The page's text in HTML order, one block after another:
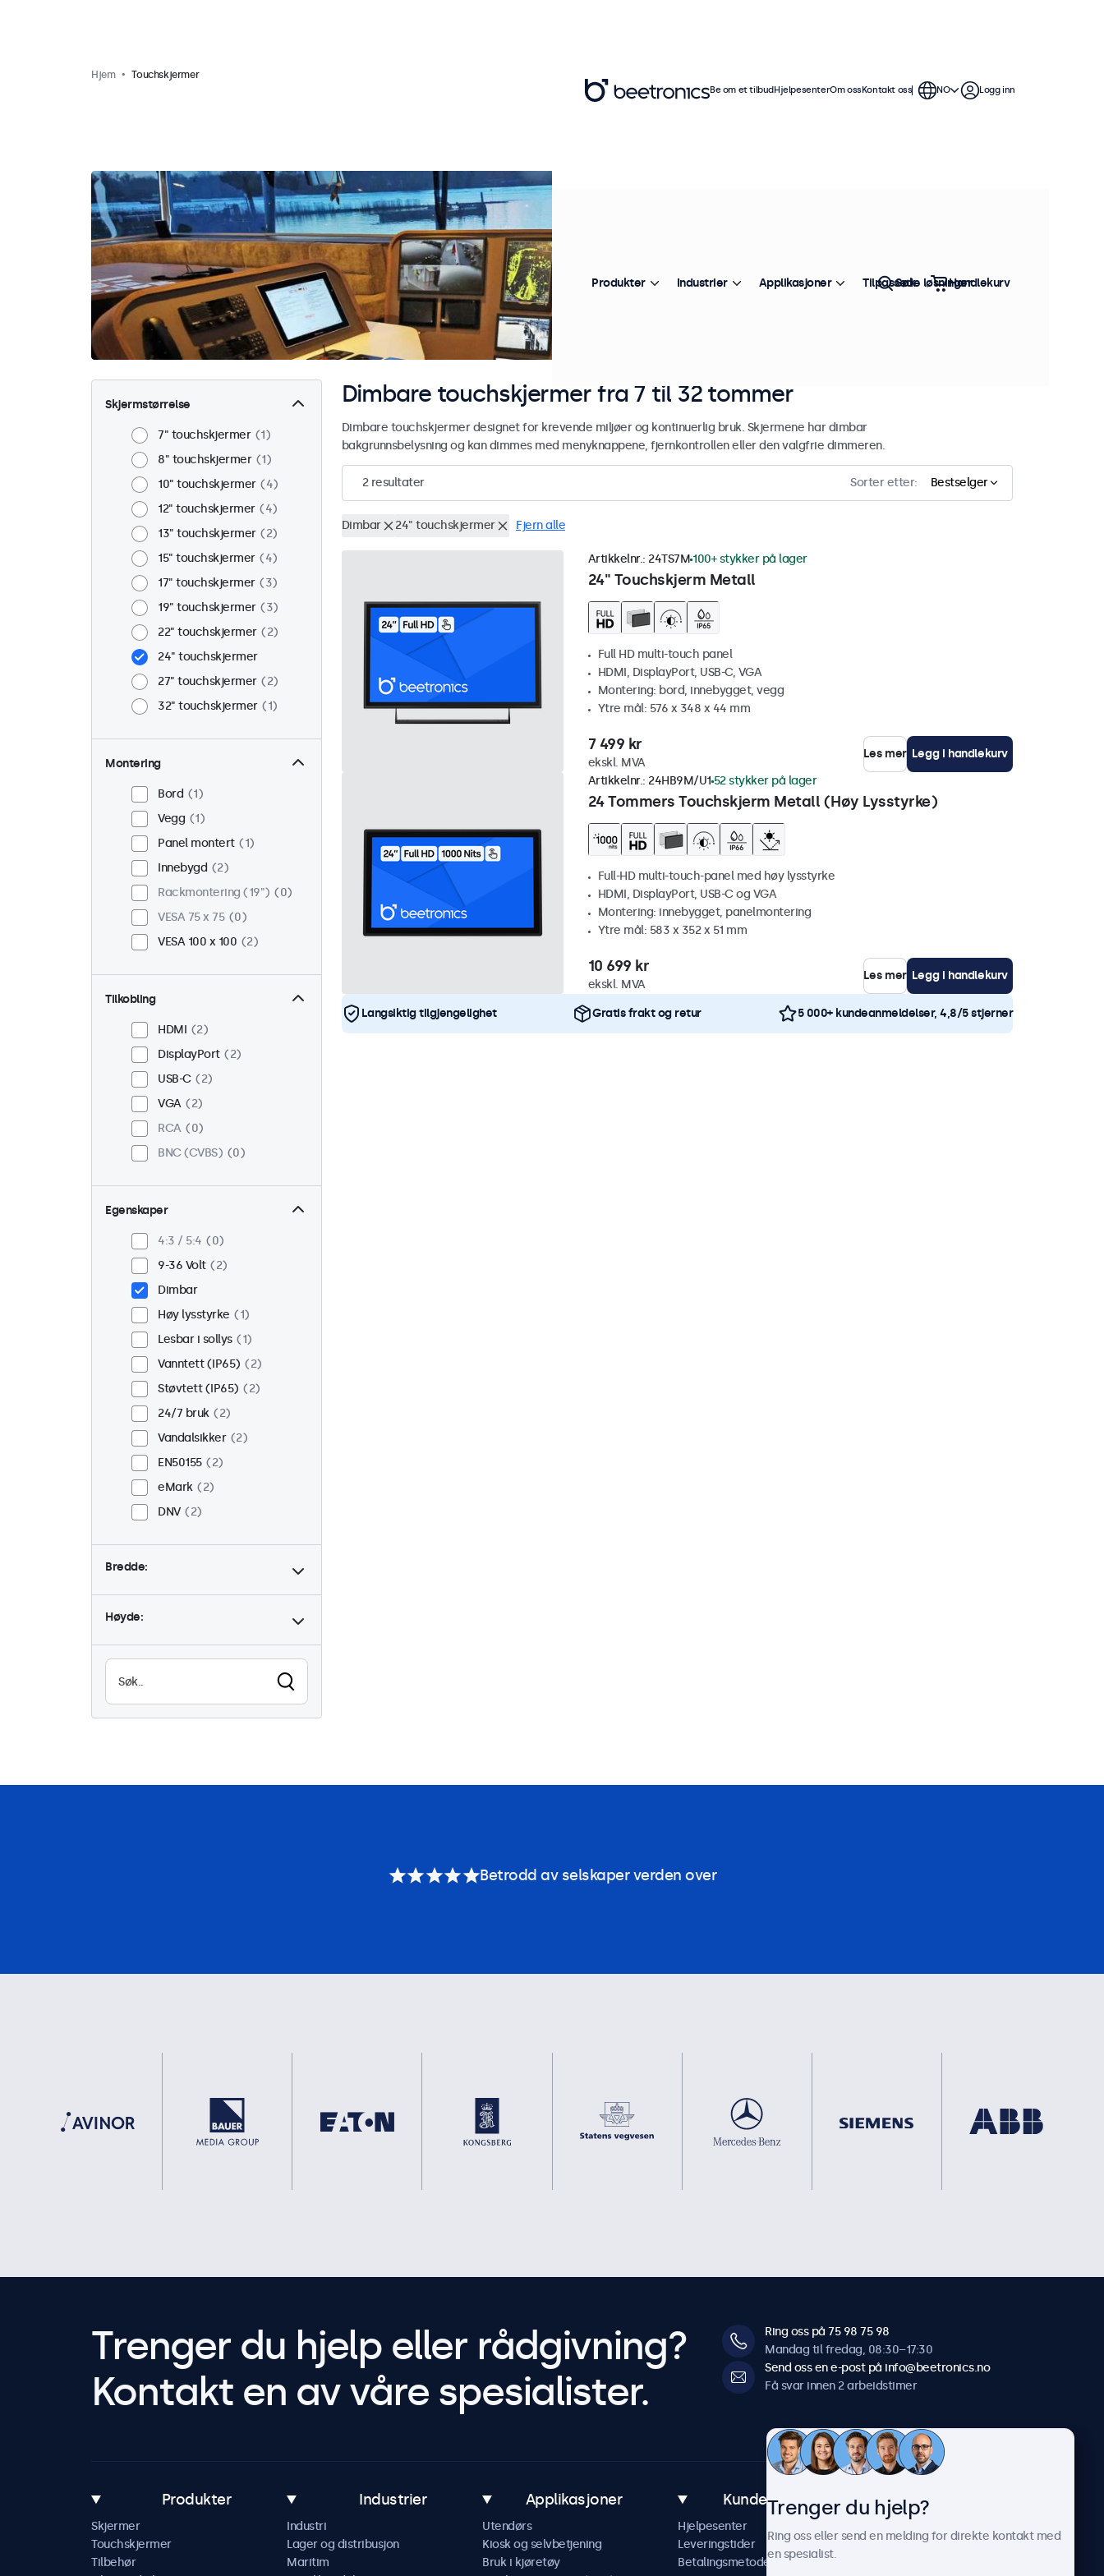
Hjem Touchskjermer
Skjermstørrelse
7" touchskjermer
1
8" touchskjermer
1
10" touchskjermer
4
12" touchskjermer
4
13" touchskjermer
2
15" touchskjermer
4
17" touchskjermer
3
19" touchskjermer
3
22" touchskjermer
2
24" touchskjermer
27" touchskjermer
2
32" touchskjermer
1
Montering
Bord
1
Vegg
1
Panel montert
1
Innebygd
2
Rackmontering (19")
0
VESA 75 x 75
0
VESA 100 x 100
2
Tilkobling
HDMI
2
DisplayPort
2
USB-C
2
VGA
2
RCA
0
BNC (CVBS)
0
Egenskaper
4:3 / 5:4
0
9-36 Volt
2
Dimbar
Høy lysstyrke
1
Lesbar i sollys
1
Vanntett (IP65)
2
Støvtett (IP65)
2
24/7 bruk
2
Vandalsikker
2
EN50155
2
eMark
2
DNV
2
Bredde:
Høyde:
Dimbare touchskjermer fra 7 til 32 tommer
Dimbare touchskjermer designet for krevende miljøer og kontinuerlig bruk. Skjermene har dimbar
bakgrunnsbelysning og kan dimmes med menyknappene, fjernkontrollen eller den valgfrie dimmeren.
2resultater Sorter etter: Bestselger
Dimbar 24" touchskjermer Fjern alle
24" Touchskjerm Metall
Artikkelnr.: 24TS7M 100+ stykker på lager
Full HD multi-touch panel
HDMI, DisplayPort, USB-C, VGA
Montering: bord, innebygget, vegg
Ytre mål: 576 x 348 x 44 mm
7 499 kr
ekskl. MVA
Les mer Legg i handlekurv
24 Tommers Touchskjerm Metall (Høy Lysstyrke)
Artikkelnr.: 24HB9M/U1 52 stykker på lager
Full-HD multi-touch-panel med høy lysstyrke
HDMI, DisplayPort, USB-C og VGA
Montering: innebygget, panelmontering
Ytre mål: 583 x 352 x 51 mm
10 699 kr
ekskl. MVA
Les mer Legg i handlekurv
Langsiktig tilgjengelighet Gratis frakt og retur 5 000+ kundeanmeldelser, 4,8/5 stjerner
Be om et tilbudHjelpesenterOm ossKontakt oss NO Logg inn
Produkter Industrier Applikasjoner Tilpassede løsninger
Søk Handlekurv
Betrodd av selskaper verden over
Trenger du hjelp eller rådgivning?
Kontakt en av våre spesialister.
Ring oss på 75 98 75 98
Mandag til fredag, 08:30–17:30
Send oss en e-post på info@beetronics.no
Få svar innen 2 arbeidstimer
Produkter
Skjermer
Touchskjermer
Tilbehør
Industrier
Industri
Lager og distribusjon
Maritim
Applikasjoner
Utendørs
Kiosk og selvbetjening
Bruk i kjøretøy
Kundeservice
Hjelpesenter
Leveringstider
Betalingsmetoder
Om Beetronics
Nyheter & oppdateringer
Trenger du hjelp?
Ring oss eller send en melding for direkte kontakt med
en spesialist.